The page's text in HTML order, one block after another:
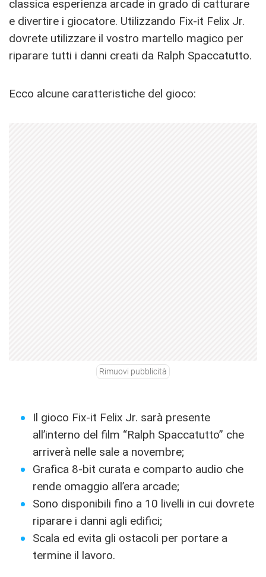
classica esperienza arcade in grado di catturare
e divertire i giocatore. Utilizzando Fix-it Felix Jr.
dovrete utilizzare il vostro martello magico per
riparare tutti i danni creati da Ralph Spaccatutto.
Ecco alcune caratteristiche del gioco:
Rimuovi pubblicità
Il gioco Fix-it Felix Jr. sarà presente
all’interno del film “Ralph Spaccatutto” che
arriverà nelle sale a novembre;
Grafica 8-bit curata e comparto audio che
rende omaggio all’era arcade;
Sono disponibili fino a 10 livelli in cui dovrete
riparare i danni agli edifici;
Scala ed evita gli ostacoli per portare a
termine il lavoro.